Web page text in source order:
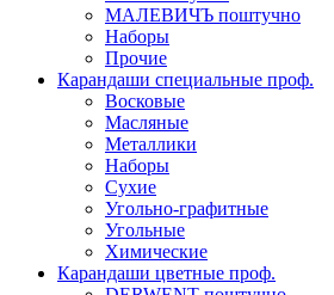
МАЛЕВИЧЪ поштучно
Наборы
Прочие
Карандаши специальные проф.
Восковые
Масляные
Металлики
Наборы
Сухие
Угольно-графитные
Угольные
Химические
Карандаши цветные проф.